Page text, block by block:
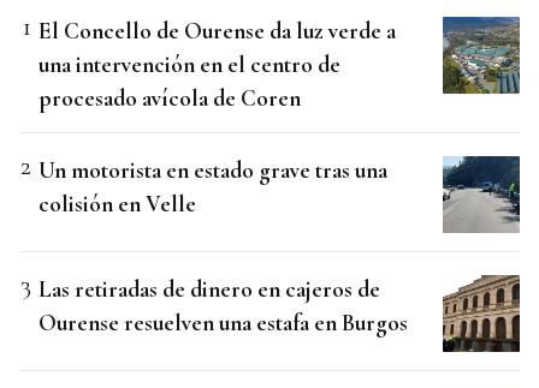
El Concello de Ourense da luz verde a
una intervención en el centro de
procesado avícola de Coren
Un motorista en estado grave tras una
colisión en Velle
Las retiradas de dinero en cajeros de
Ourense resuelven una estafa en Burgos